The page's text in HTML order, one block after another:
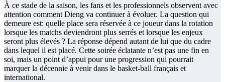
À ce stade de la saison, les fans et les professionnels observent avec
attention comment Dieng va continuer à évoluer. La question qui
demeure est: quelle place sera réservée à ce joueur dans la rotation
lorsque les matchs deviendront plus serrés et lorsque les enjeux
seront plus élevés ? La réponse dépend autant de lui que du cadre
dans lequel il est placé. Cette soirée éclatante n’est pas une fin en
soi, mais un point d’appui pour une progression qui pourrait
marquer la décennie à venir dans le basket-ball français et
international.